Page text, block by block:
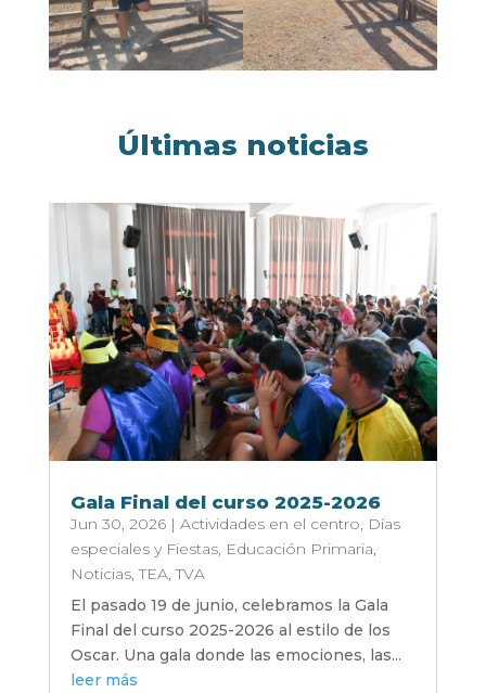
Últimas noticias
Gala Final del curso 2025-2026
Jun 30, 2026| Actividades en el centro, Días
especiales y Fiestas, Educación Primaria,
Noticias,TEA,TVA
El pasado 19 de junio, celebramos la Gala
Final del curso 2025-2026 al estilo de los
Oscar. Una gala donde las emociones, las...
leer más